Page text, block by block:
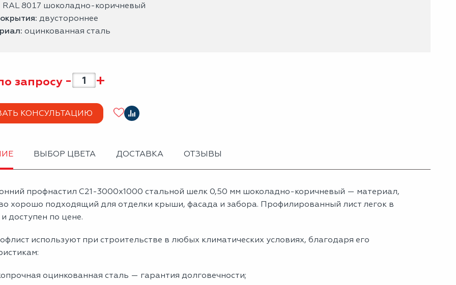
RAL 8017 шоколадно-коричневый
двустороннее
оцинкованная сталь
запросу - +
КОНСУЛЬТАЦИЮ
ВЫБОР ЦВЕТА ДОСТАВКА ОТЗЫВЫ
профнастил С21-3000х1000 стальной шелк 0,50 мм шоколадно-коричневый — материал,
хорошо подходящий для отделки крыши, фасада и забора. Профилированный лист легок в
доступен по цене.
используют при строительстве в любых климатических условиях, благодаря его
оцинкованная сталь — гарантия долговечности;